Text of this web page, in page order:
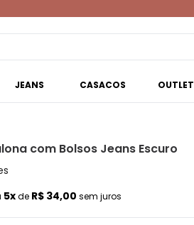
JEANS CASACOS OUTLET
com Bolsos Jeans Escuro
5xde R$ 34,00 sem juros